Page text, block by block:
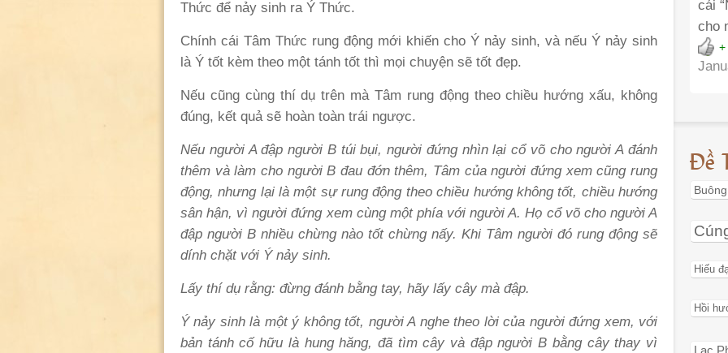
Thức để nảy sinh ra Ý Thức.
Chính cái Tâm Thức rung động mới khiến cho Ý nảy sinh, và nếu Ý nảy sinh
là Ý tốt kèm theo một tánh tốt thì mọi chuyện sẽ tốt đẹp.
Nếu cũng cùng thí dụ trên mà Tâm rung động theo chiều hướng xấu, không
đúng, kết quả sẽ hoàn toàn trái ngược.
Nếu người A đập người B túi bụi, người đứng nhìn lại cổ võcho người A đánh
thêm và làm cho người B đau đớn thêm, Tâm của người đứng xem cũng rung
động, nhưng lại là một sự rung động theo chiều hướng không tốt, chiều hướng
sân hận, vì người đứng xem cùng một phía với người A. Họ cổ võcho người A
đập người B nhiều chừng nào tốt chừng nấy. Khi Tâm người đó rung động sẽ
dính chặt với Ý nảy sinh.
Lấy thí dụ rằng: đừng đánh bằng tay, hãy lấy cây mà đập.
Ý nảy sinh là một ý không tốt, người A nghe theo lời của người đứng xem, với
bản tánh cố hữu là hung hăng, đã tìm cây và đập người B bằng cây thay vì
cái
cho
+
Đề
Hiếu
Hồi